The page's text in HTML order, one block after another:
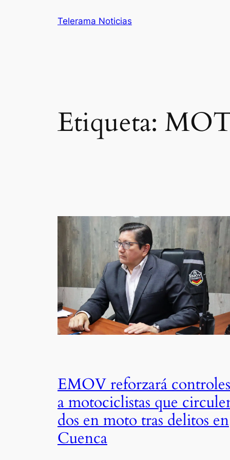
Telerama Noticias
Etiqueta:
EMOV reforzará controles
a motociclistas que
dos en moto tras delitos en
Cuenca